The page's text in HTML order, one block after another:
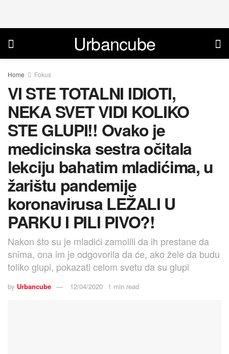
Urbancube
Home Fokus
VI STE TOTALNI IDIOTI,
NEKA SVET VIDI KOLIKO
STE GLUPI!! Ovako je
medicinska sestra očitala
lekciju bahatim mladićima, u
žarištu pandemije
koronavirusa LEŽALI U
PARKU I PILI PIVO?!
Nakon što su je mladići zamolili da ih prestane da
snima, ona im je odgovorila da će, ako žele da budu
toliko glupi, pokazati celom svetu da su glupi
by Urbancube 12/04/2020 1 min read